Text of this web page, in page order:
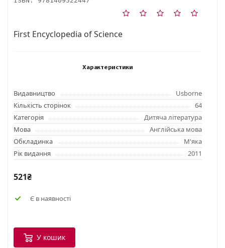
First Encyclopedia of Science
Характеристики
Видавництво
Usborne
Кількість сторінок
64
Категорія
Дитяча література
Мова
Англійська мова
Обкладинка
М'яка
Рік видання
2011
521₴
Є в наявності
У кошик